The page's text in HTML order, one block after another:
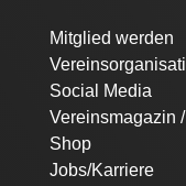
Navigation
überspringen
Mitglied werden
Social Media
Vereinsmagazin
Shop
Jobs/Karriere